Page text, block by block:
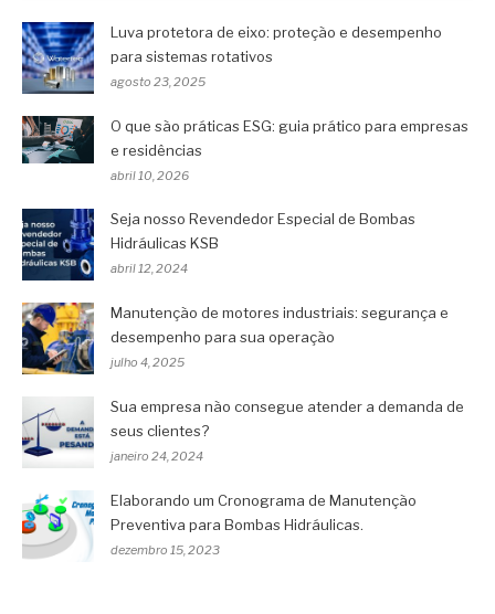
Luva protetora de eixo: proteção e desempenho
para sistemas rotativos
agosto 23, 2025
O que são práticas ESG: guia prático para empresas
e residências
abril 10, 2026
Seja nosso Revendedor Especial de Bombas
Hidráulicas KSB
abril 12, 2024
Manutenção de motores industriais: segurança e
desempenho para sua operação
julho 4, 2025
Sua empresa não consegue atender a demanda de
seus clientes?
janeiro 24, 2024
Elaborando um Cronograma de Manutenção
Preventiva para Bombas Hidráulicas.
dezembro 15, 2023